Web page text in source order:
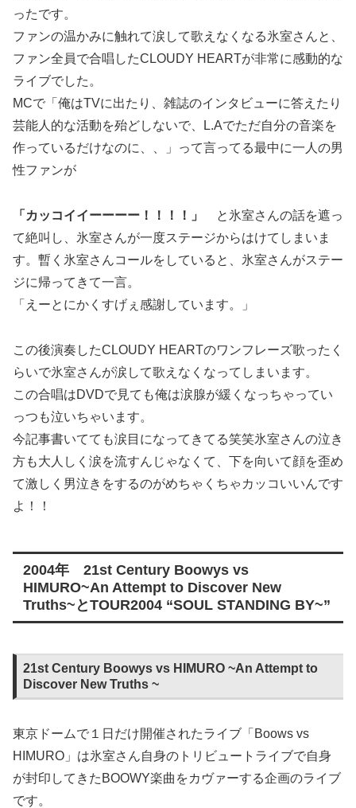
ったです。
ファンの温かみに触れて涙して歌えなくなる氷室さんと、
ファン全員で合唱したCLOUDY HEARTが非常に感動的な
ライブでした。
MCで「俺はTVに出たり、雑誌のインタビューに答えたり
芸能人的な活動を殆どしないで、L.Aでただ自分の音楽を
作っているだけなのに、、」って言ってる最中に一人の男
性ファンが
「カッコイイーーーー！！！！」
と氷室さんの話を遮っ
て絶叫し、氷室さんが一度ステージからはけてしまいま
す。暫く氷室さんコールをしていると、氷室さんがステー
ジに帰ってきて一言。
「えーとにかくすげぇ感謝しています。」
この後演奏したCLOUDY HEARTのワンフレーズ歌ったく
らいで氷室さんが涙して歌えなくなってしまいます。
この合唱はDVDで見ても俺は涙腺が緩くなっちゃってい
っつも泣いちゃいます。
今記事書いてても涙目になってきてる笑笑氷室さんの泣き
方も大人しく涙を流すんじゃなくて、下を向いて顔を歪め
て激しく男泣きをするのがめちゃくちゃカッコいいんです
よ！！
2004年 21st Century Boowys vs
HIMURO~An Attempt to Discover New
Truths~とTOUR2004 “SOUL STANDING BY~”
21st Century Boowys vs HIMURO ~An Attempt to
Discover New Truths ~
東京ドームで１日だけ開催されたライブ「Boows vs
HIMURO」は氷室さん自身のトリビュートライブで自身
が封印してきたBOOWY楽曲をカヴァーする企画のライブ
です。